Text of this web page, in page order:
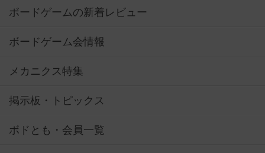
ボードゲームの新着レビュー
ボードゲーム会情報
メカニクス特集
掲示板・トピックス
ボドとも・会員一覧